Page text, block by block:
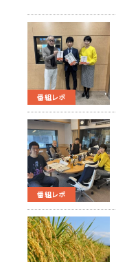
番組レポ
番組レポ